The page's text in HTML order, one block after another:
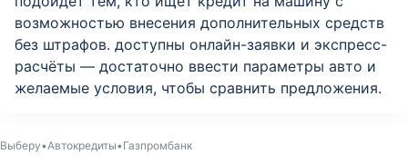
возможностью внесения дополнительных средств
без штрафов. доступны онлайн-заявки и экспресс-
расчёты — достаточно ввести параметры авто и
желаемые условия, чтобы сравнить предложения.
Выберу Автокредиты Газпромбанк